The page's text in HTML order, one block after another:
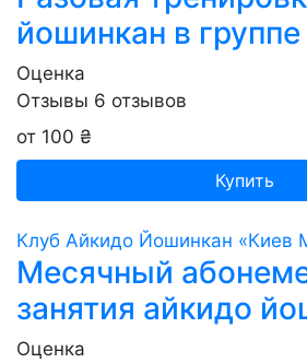
йошинкан в группе
Оценка
Отзывы 6 отзывов
от 100 ₴
Купить
Клуб Айкидо Йошинкан «Киев
Месячный
занятия айкидо
Оценка